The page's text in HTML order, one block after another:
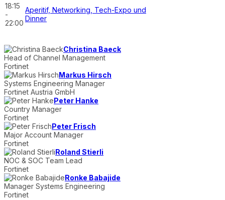
18:15
-
22:00
Aperitif, Networking, Tech-Expo und
Dinner
Christina Baeck
Head of Channel Management
Fortinet
Markus Hirsch
Systems Engineering Manager
Fortinet Austria GmbH
Peter Hanke
Country Manager
Fortinet
Peter Frisch
Major Account Manager
Fortinet
Roland Stierli
NOC & SOC Team Lead
Fortinet
Ronke Babajide
Manager Systems Engineering
Fortinet